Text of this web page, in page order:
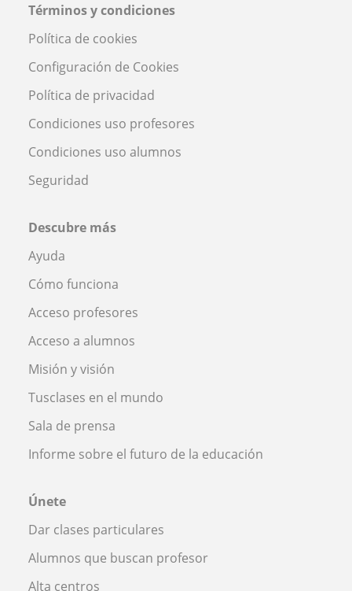
Términos y condiciones
Política de cookies
Configuración de Cookies
Política de privacidad
Condiciones uso profesores
Condiciones uso alumnos
Seguridad
Descubre más
Ayuda
Cómo funciona
Acceso profesores
Acceso a alumnos
Misión y visión
Tusclases en el mundo
Sala de prensa
Informe sobre el futuro de la educación
Únete
Dar clases particulares
Alumnos que buscan profesor
Alta centros